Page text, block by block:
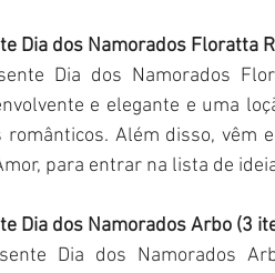
Dia dos Namorados Floratta
Dia dos Namorados
e elegante e uma
românticos. Além disso, vêm
para entrar na lista de
Dia dos Namorados Arbo (3
Dia dos Namorados